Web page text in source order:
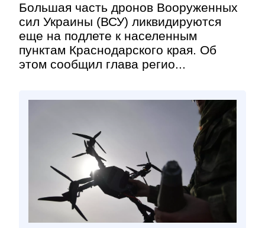
Большая часть дронов Вооруженных
сил Украины (ВСУ) ликвидируются
еще на подлете к населенным
пунктам Краснодарского края. Об
этом сообщил глава регио...